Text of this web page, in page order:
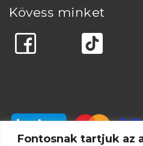
Fontosnak tartjuk az
Kövess minket